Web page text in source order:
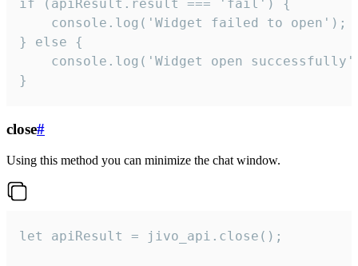
if (apiResult.result === 'fail') {
    console.log('Widget failed to open');
} else {
console.log('Widget open
}
close#
Using this method you can minimize the chat window.
let apiResult = jivo_api.close();